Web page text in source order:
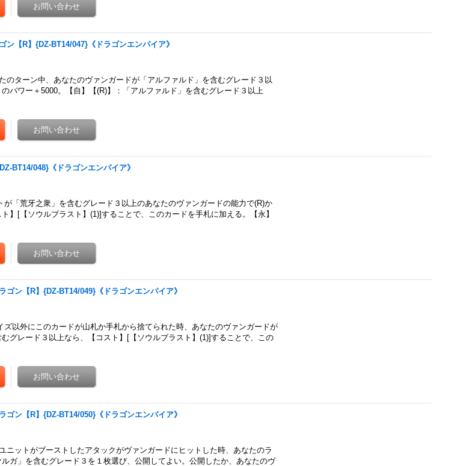
ン【R】{DZ-BT14/047}《ドラゴンエンパイア》
のターン中、あなたのヴァンガードが「アルファルド」を含むグレード３以
パワー＋5000。【自】【(R)】：「アルファルド」を含むグレード３以上
BT14/048}《ドラゴンエンパイア》
が「荒牙之衆」を含むグレード３以上のあなたのヴァンガードの能力で(R)か
】[【ソウルブラスト】(1)]することで、このカードを手札に加える。【永】
ゴン【R】{DZ-BT14/049}《ドラゴンエンパイア》
ズ以外にこのカードが山札か手札から捨てられた時、あなたのヴァンガードが
むグレード３以上なら、【コスト】[【ソウルブラスト】(1)]することで、この
ゴン【R】{DZ-BT14/050}《ドラゴンエンパイア》
ニットがブーストしたアタックがヴァンガードにヒットした時、あなたのラ
ガ」を含むグレード３を１枚選び、公開してよい。公開したか、あなたのヴ